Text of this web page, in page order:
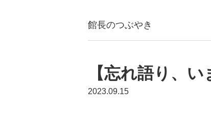
館長のつぶやき
【忘れ語り、
2023.09.15